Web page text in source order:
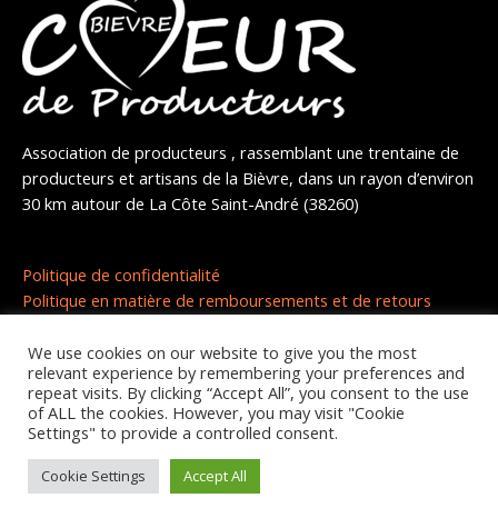
Association de producteurs , rassemblant une trentaine de
producteurs et artisans de la Bièvre, dans un rayon d’environ
30 km autour de La Côte Saint-André (38260)
Politique de confidentialité
Politique en matière de remboursements et de retours
Copyright © 2026 | Coeur de producteurs
We use cookies on our website to give you the most
relevant experience by remembering your preferences and
repeat visits. By clicking “Accept All”, you consent to the use
of ALL the cookies. However, you may visit "Cookie
Settings" to provide a controlled consent.
Cookie Settings Accept All